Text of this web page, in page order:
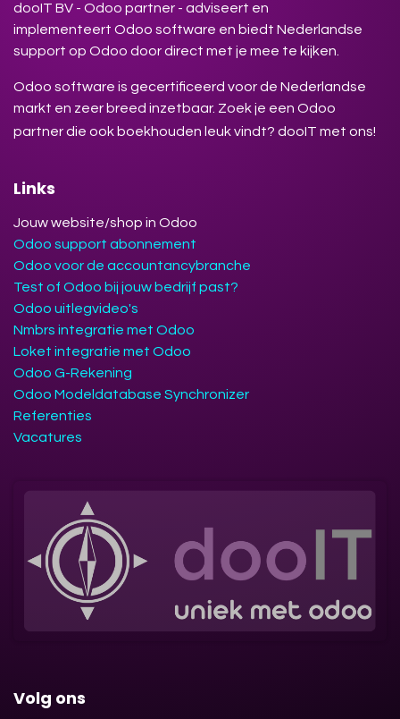
dooIT BV - Odoo partner - adviseert en
implementeert Odoo software en biedt Nederlandse
support op Odoo door direct met je mee te kijken.
Odoo software is gecertificeerd voor de Nederlandse
markt en zeer breed inzetbaar. Zoek je een Odoo
partner die ook boekhouden leuk vindt? dooIT met ons!
Links
Jouw website/shop in Odoo
Odoo support abonnement
Odoo voor de accountancybranche
Test of Odoo bij jouw bedrijf past?
Odoo uitlegvideo's
Nmbrs integratie met Odoo
Loket integratie met Odoo
Odoo G-Rekening
Odoo Modeldatabase Synchronizer
Referenties
Vacatures
Volg ons